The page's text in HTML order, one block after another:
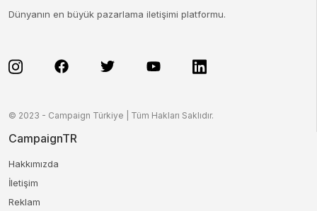
Dünyanın en büyük pazarlama iletişimi platformu.
© 2023 - Campaign Türkiye | Tüm Hakları Saklıdır.
CampaignTR
Hakkımızda
İletişim
Reklam